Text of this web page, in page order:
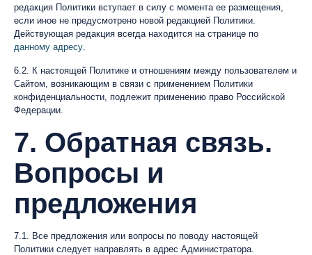
редакция Политики вступает в силу с момента ее размещения,
если иное не предусмотрено новой редакцией Политики.
Действующая редакция всегда находится на странице по
данному адресу.
6.2. К настоящей Политике и отношениям между пользователем и
Сайтом, возникающим в связи с применением Политики
конфиденциальности, подлежит применению право Российской
Федерации.
7. Обратная связь.
Вопросы и
предложения
7.1. Все предложения или вопросы по поводу настоящей
Политики следует направлять в адрес Администратора.